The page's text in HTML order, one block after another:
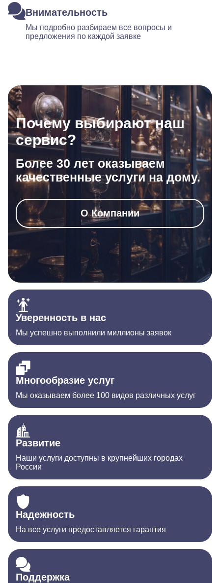
Внимательность
Мы подробно разбираем все вопросы и
предложения по каждой заявке
Почему выбирают наш
сервис?
Более 30 лет оказываем
качественные услуги на дому.
О Компании
Уверенность в нас
Мы успешно выполнили миллионы заявок
Многообразие услуг
Мы оказываем более 100 видов различных услуг
Развитие
Наши услуги доступны в крупнейших городах
России
Надежность
На все услуги предоставляется гарантия
Поддержка